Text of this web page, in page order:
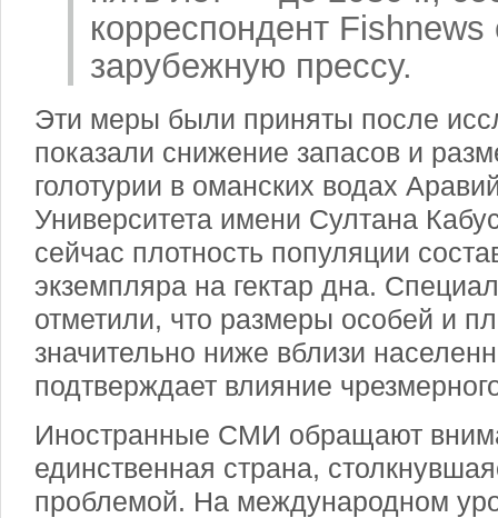
корреспондент
зарубежную прессу.
Эти меры были приняты после
показали снижение запасов и
голотурии в оманских водах
Университета имени Султана
сейчас плотность популяции
экземпляра на гектар дна.
отметили, что размеры особей и
значительно ниже вблизи
подтверждает влияние
Иностранные СМИ обращают
единственная страна,
проблемой. На международном